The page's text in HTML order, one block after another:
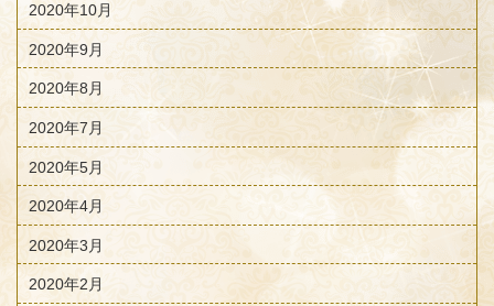
2020年10月
2020年9月
2020年8月
2020年7月
2020年5月
2020年4月
2020年3月
2020年2月